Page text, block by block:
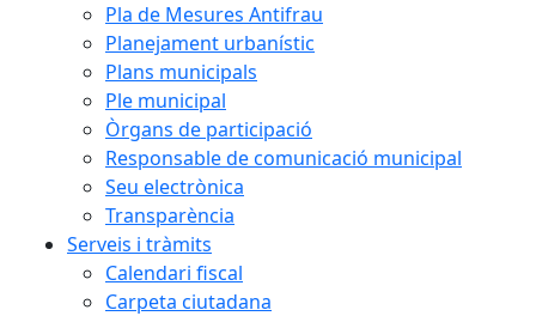
Pla de Mesures Antifrau
Planejament urbanístic
Plans municipals
Ple municipal
Òrgans de participació
Responsable de comunicació municipal
Seu electrònica
Transparència
Serveis i tràmits
Calendari fiscal
Carpeta ciutadana